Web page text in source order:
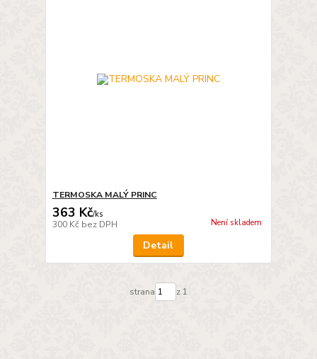
TERMOSKA MALÝ PRINC
363 Kč/ks
300 Kč bez DPH Není skladem
Detail
strana z 1